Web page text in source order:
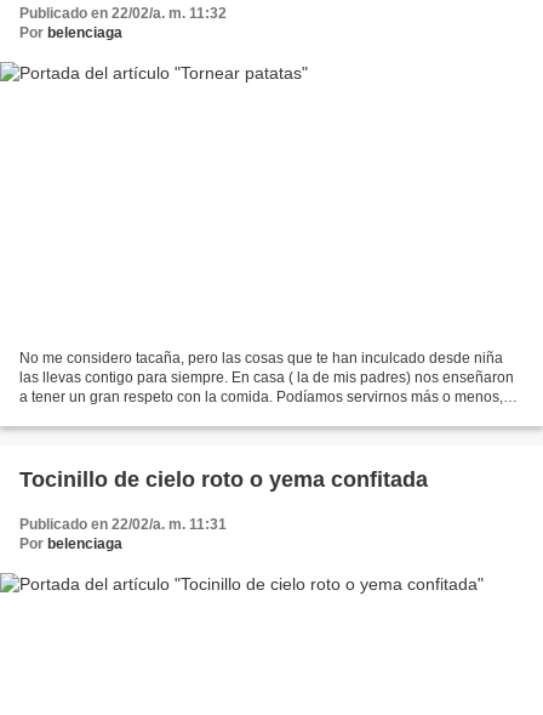
Publicado en 22/02/a. m. 11:32
Por belenciaga
No me considero tacaña, pero las cosas que te han inculcado desde niña
las llevas contigo para siempre. En casa ( la de mis padres) nos enseñaron
a tener un gran respeto con la comida. Podíamos servirnos más o menos,
Tocinillo de cielo roto o yema confitada
Publicado en 22/02/a. m. 11:31
Por belenciaga